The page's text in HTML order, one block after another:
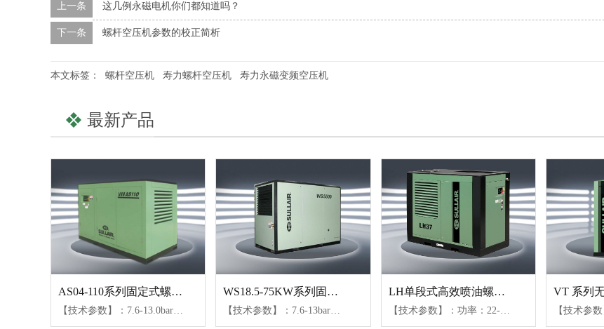
上一条 这几例永磁电机你们都知道吗？
下一条 螺杆空压机参数的校正简析
本文标签： 螺杆空压机 寿力螺杆空压机 寿力永磁变频空压机
最新产品
AS04-110系列固定式螺杆空压机
【技术参数】：7.6-13.0bar、0.4-20.1m³/min【可选配置】：SULL润滑油、24KT润滑油
WS18.5-75KW系列固定式螺杆空压机
【技术参数】：7.6-13bar、0.4-2.28m³/min(04-15)、2.2-6.8m³/min(18-37)、5.65-14.7m³/min(45-75)【可选配置】：风冷或水冷（水冷仅限45kW以上机组）、不同防护等级电机、变容控制或变频控制
LH单段式高效喷油螺杆机
【技术参数】：功率：22-160KW、压力范围：7.6bar-12bar、气量范围：2.1-32.5m³/min